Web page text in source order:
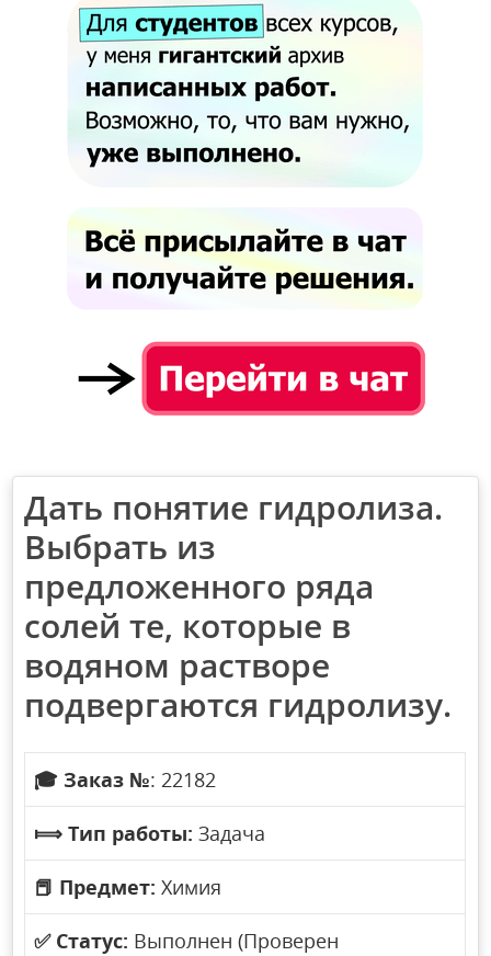
Дать понятие гидролиза.
Выбрать из
предложенного ряда
солей те, которые в
водяном растворе
подвергаются гидролизу.
🎓 Заказ №: 22182
⟾ Тип работы: Задача
📕 Предмет: Химия
✅ Статус: Выполнен (Проверен